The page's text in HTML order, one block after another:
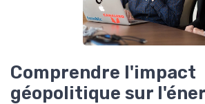
Comprendre l'impact
géopolitique sur